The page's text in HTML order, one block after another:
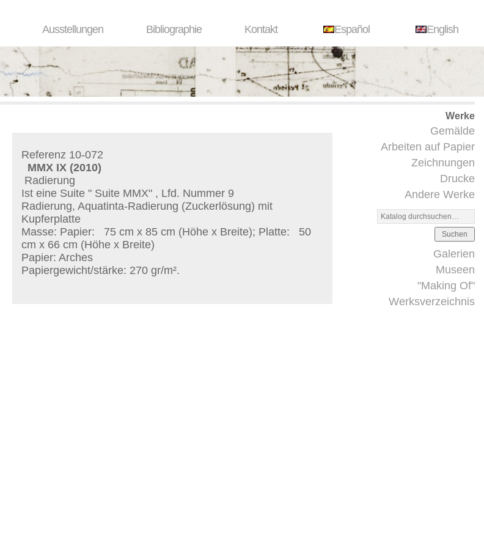
Ausstellungen Bibliographie Kontakt Español English
Werke
Gemälde
Arbeiten auf Papier
Zeichnungen
Drucke
Andere Werke
Suchen
Galerien
Museen
"Making Of"
Werksverzeichnis
Referenz 10-072
MMX IX(2010)
Radierung
Ist eine Suite " Suite MMX" , Lfd. Nummer 9
Radierung, Aquatinta-Radierung (Zuckerlösung) mit
Kupferplatte
Masse: Papier:
75 cm x 85 cm (Höhe x Breite); Platte:
50
cm x 66 cm (Höhe x Breite)
Papier: Arches
Papiergewicht/stärke: 270 gr/m².